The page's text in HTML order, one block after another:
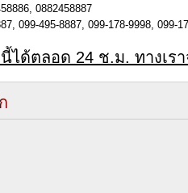
0882458887
099-495-8887, 099-178-9998, 099-
ได้ตลอด 24 ช.ม. ทางเร